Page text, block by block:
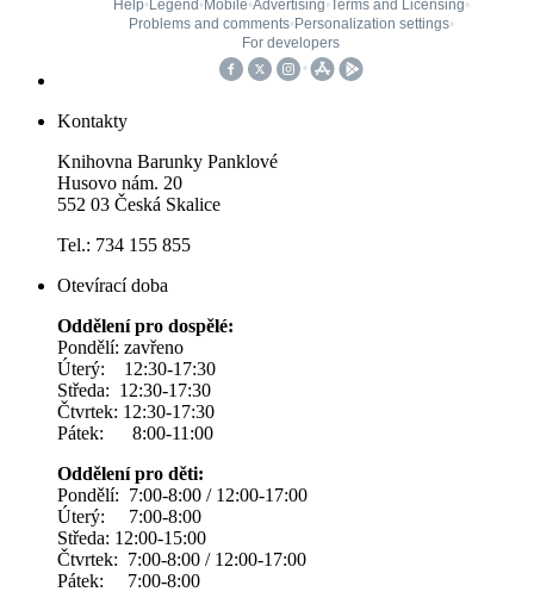
Kontakty
Knihovna Barunky Panklové
Husovo nám. 20
552 03 Česká Skalice
Tel.: 734 155 855
Otevírací doba
Oddělení pro dospělé:
Pondělí: zavřeno
Úterý: 12:30-17:30
Středa: 12:30-17:30
Čtvrtek: 12:30-17:30
Pátek: 8:00-11:00
Oddělení pro děti:
Pondělí: 7:00-8:00 / 12:00-17:00
Úterý: 7:00-8:00
Středa: 12:00-15:00
Čtvrtek: 7:00-8:00 / 12:00-17:00
Pátek: 7:00-8:00